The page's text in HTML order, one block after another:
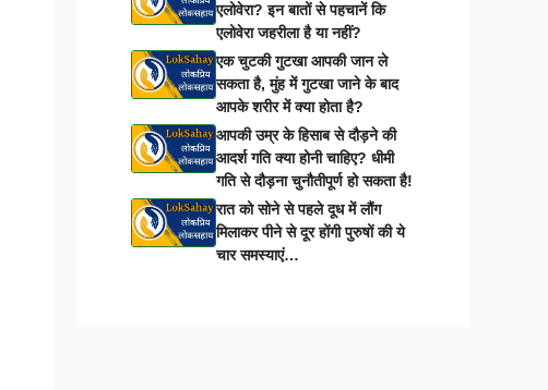
एलोवेरा? इन बातों से पहचानें कि
एलोवेरा जहरीला है या नहीं?
एक चुटकी गुटखा आपकी जान ले
सकता है, मुंह में गुटखा जाने के बाद
आपके शरीर में क्या होता है?
आपकी उम्र के हिसाब से दौड़ने की
आदर्श गति क्या होनी चाहिए? धीमी
गति से दौड़ना चुनौतीपूर्ण हो सकता है!
रात को सोने से पहले दूध में लौंग
मिलाकर पीने से दूर होंगी पुरुषों की ये
चार समस्याएं…